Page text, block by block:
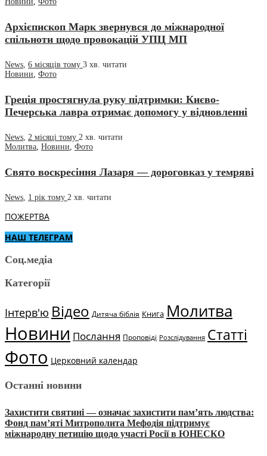
Архієпископ Марк звернувся до міжнародної
спільноти щодо провокацій УПЦ МП
News 6 місяців тому 3 хв. читати
Новини Фото
Греція простягнула руку підтримки: Києво-
Печерська лавра отримає допомогу у відновленні
News 2 місяці тому 2 хв. читати
Молитва Новини Фото
Свято воскресіння Лазаря — дороговказ у темряві
News 1 рік тому 2 хв. читати
ПОЖЕРТВА
НАШ ТЕЛЕГРАМ
Соц.медіа
Категорії
Інтерв'ю Відео Дитяча біблія Книга Молитва
Новини Послання Проповіді Розслідування Статті
Фото Церковний календар
Останні новини
Захистити святині — означає захистити пам’ять людства:
Фонд пам’яті Митрополита Мефодія підтримує
міжнародну петицію щодо участі Росії в ЮНЕСКО